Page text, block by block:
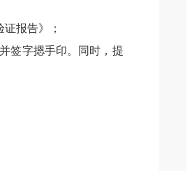
报告》；
签字摁手印。同时，提